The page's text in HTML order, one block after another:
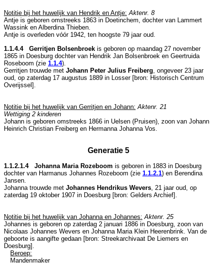
Notitie bij het huwelijk van Hendrik en Antje: Aktenr. 8
Antje is geboren omstreeks 1863 in Doetinchem, dochter van Lammert
Wassink en Alberdina Thieben.
Antje is overleden vóór 1942, ten hoogste 79 jaar oud.
1.1.4.4 Gerritjen Bolsenbroek is geboren op maandag 27 november
1865 in Doesburg dochter van Hendrik Jan Bolsenbroek en Geertruida
Roseboom (zie 1.1.4).
Gerritjen trouwde met Johann Peter Julius Freiberg , ongeveer 23 jaar
oud, op zaterdag 17 augustus 1889 in
Losser[bron: Historisch Centrum
Overijssel ].
Notitie bij het huwelijk van Gerritjen en Johann: Aktenr. 21
Wettiging 2 kinderen
Johann is geboren omstreeks 1866 in Uelsen (Pruisen) , zoon van Johann
Heinrich Christian Freiberg en Hermanna Johanna Vos.
Generatie 5
1.1.2.1.4 Johanna Maria Rozeboom is geboren in 1883 in Doesburg
dochter van Harmanus Johannes Rozeboom (zie 1.1.2.1) en Berendina
Jansen.
Johanna trouwde met Johannes Hendrikus Wevers, 21 jaar oud, op
zaterdag 19 oktober 1907 in Doesburg [bron: Gelders Archief].
Notitie bij het huwelijk van Johanna en Johannes: Aktenr. 25
Johannes is geboren op zaterdag 2 januari 1886 in Doesburg, zoon van
Nicolaas Johannes Wevers en Johanna Maria Klein Heerenbrink. Van de
geboorte is aangifte gedaan [bron: Streekarchivaat De Liemers en
Doesburg].
Beroep:
Mandenmaker